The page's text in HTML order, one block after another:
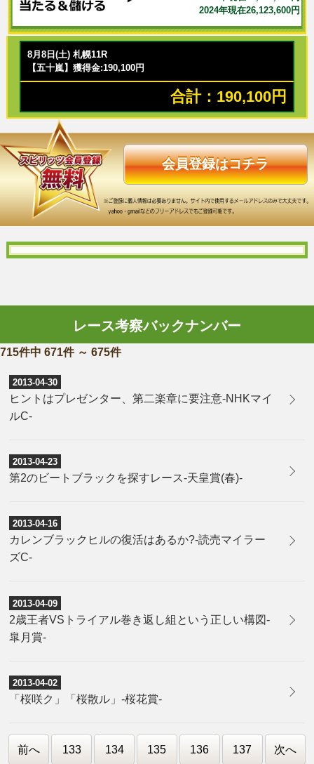
2024年現在26,123,600円
8月8日(土) 札幌11R
【五十嵐】獲得金:190,100円
合計：190,100円
会員登録はコチラ
レース考察バックナンバー
715件中 671件 ～ 675件
2013-04-30
ヒントはプレゼンター、第二楽章に要注意-NHKマイ
ルC-
2013-04-23
第2のビートブラックを探すレース-天皇賞(春)-
2013-04-16
カレンブラックヒルの復活はあるか?-読売マイラー
ズC-
2013-04-09
2歳王者VSトライアル巻き返し組という正しい構図-
皐月賞-
2013-04-02
「桜咲ク」「桜散ル」-桜花賞-
前へ 133 134 135 136 137 次へ